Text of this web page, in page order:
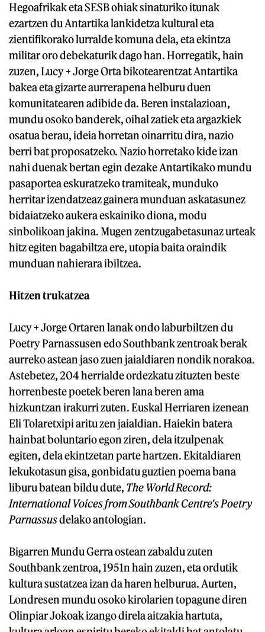
Hegoafrikak eta SESB ohiak sinaturiko itunak
ezartzen du Antartika lankidetza kultural eta
zientifikorako lurralde komuna dela, eta ekintza
militar oro debekaturik dago han. Horregatik, hain
zuzen, Lucy + Jorge Orta bikotearentzat Antartika
bakea eta gizarte aurrerapena helburu duen
komunitatearen adibide da. Beren instalazioan,
mundu osoko banderek, oihal zatiek eta argazkiek
osatua berau, ideia horretan oinarritu dira, nazio
berri bat proposatzeko. Nazio horretako kide izan
nahi duenak bertan egin dezake Antartikako mundu
pasaportea eskuratzeko tramiteak, munduko
herritar izendatzeaz gainera munduan askatasunez
bidaiatzeko aukera eskainiko diona, modu
sinbolikoan jakina. Mugen zentzugabetasunaz urteak
hitz egiten bagabiltza ere, utopia baita oraindik
munduan nahierara ibiltzea.
Hitzen trukatzea
Lucy + Jorge Ortaren lanak ondo laburbiltzen du
Poetry Parnassusen edo Southbank zentroak berak
aurreko astean jaso zuen jaialdiaren nondik norakoa.
Astebetez, 204 herrialde ordezkatu zituzten beste
horrenbeste poetek beren lana beren ama
hizkuntzan irakurri zuten. Euskal Herriaren izenean
Eli Tolaretxipi aritu zen jaialdian. Haiekin batera
hainbat boluntario egon ziren, dela itzulpenak
egiten, dela ekintzetan parte hartzen. Ekitaldiaren
lekukotasun gisa, gonbidatu guztien poema bana
liburu batean bildu dute, The World Record:
International Voices from Southbank Centre's Poetry
Parnassusdelako antologian.
Bigarren Mundu Gerra ostean zabaldu zuten
Southbank zentroa, 1951n hain zuzen, eta ordutik
kultura sustatzea izan da haren helburua. Aurten,
Londresen mundu osoko kirolarien topagune diren
Olinpiar Jokoak izango direla aitzakia hartuta,